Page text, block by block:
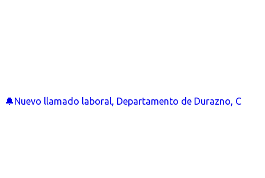
🔔Nuevo llamado laboral, Departamento de Durazno, C